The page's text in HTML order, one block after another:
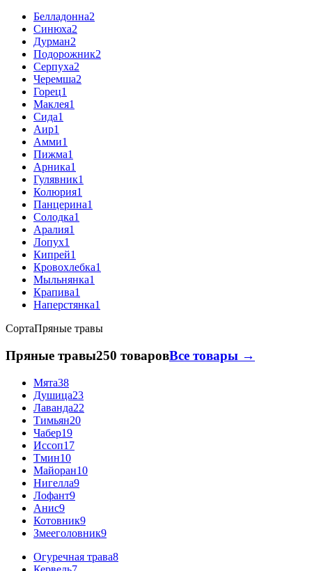
Белладонна2
Синюха2
Дурман2
Подорожник2
Серпуха2
Черемша2
Горец1
Маклея1
Сида1
Аир1
Амми1
Пижма1
Арника1
Гулявник1
Колюрия1
Панцерина1
Солодка1
Аралия1
Лопух1
Кипрей1
Кровохлебка1
Мыльнянка1
Крапива1
Наперстянка1
СортаПряные травы
Пряные травы250 товаровВсе товары →
Мята38
Душица23
Лаванда22
Тимьян20
Чабер19
Иссоп17
Тмин10
Майоран10
Нигелла9
Лофант9
Анис9
Котовник9
Змееголовник9
Огуречная трава8